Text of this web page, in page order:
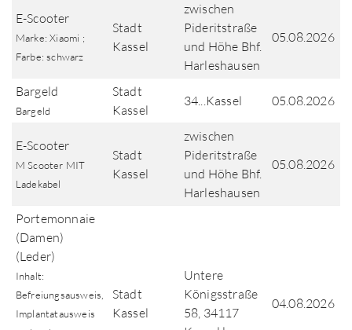
E-Scooter
Marke: Xiaomi ;
Farbe: schwarz
Stadt
Kassel
zwischen
Pideritstraße
und Höhe Bhf.
Harleshausen
05.08.2026
Bargeld
Bargeld
Stadt
Kassel
34...Kassel 05.08.2026
E-Scooter
M Scooter MIT
Ladekabel
Stadt
Kassel
zwischen
Pideritstraße
und Höhe Bhf.
Harleshausen
05.08.2026
Portemonnaie
(Damen)
(Leder)
Inhalt:
Befreiungsausweis,
Implantatausweis
Stadt
Kassel
Untere
Königsstraße
58, 34117
04.08.2026